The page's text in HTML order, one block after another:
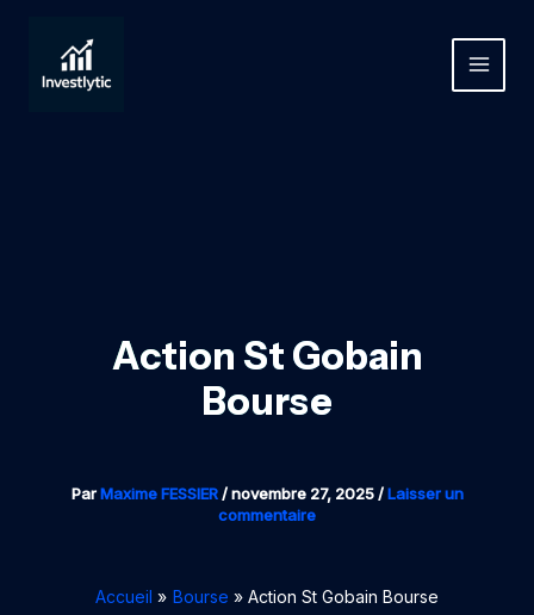
contenu
MAIN
Action St Gobain
Bourse
ParMaxime FESSIER/novembre 27, 2025/Laisser un
commentaire
Accueil Bourse Action St Gobain Bourse